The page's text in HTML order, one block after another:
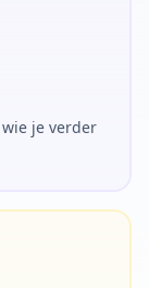
je verder